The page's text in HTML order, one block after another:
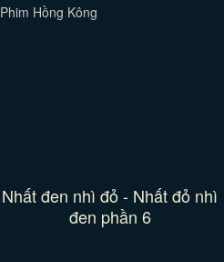
Phim Hồng Kông
Nhất đen nhì đỏ - Nhất đỏ nhì
đen phần 6